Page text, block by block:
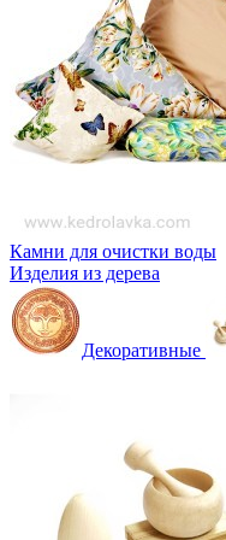
Камни для очистки воды
Изделия из дерева
Декоративные